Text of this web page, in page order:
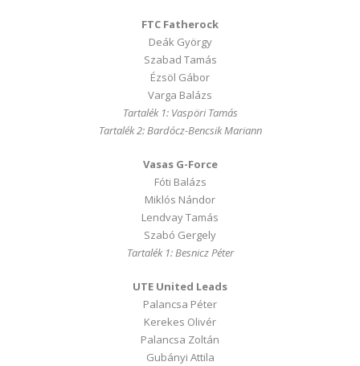
FTC Fatherock
Deák György
Szabad Tamás
Ézsöl Gábor
Varga Balázs
Tartalék 1: Vaspöri Tamás
Tartalék 2: Bardócz-Bencsik Mariann
Vasas G-Force
Fóti Balázs
Miklós Nándor
Lendvay Tamás
Szabó Gergely
Tartalék 1: Besnicz Péter
UTE United Leads
Palancsa Péter
Kerekes Olivér
Palancsa Zoltán
Gubányi Attila